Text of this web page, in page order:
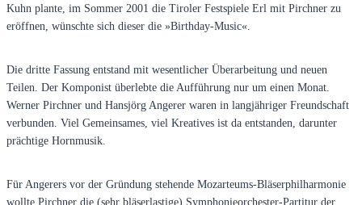
Kuhn plante, im Sommer 2001 die Tiroler Festspiele Erl mit Pirchner zu
eröffnen, wünschte sich dieser die »Birthday-Music«.
Die dritte Fassung entstand mit wesentlicher Überarbeitung und neuen
Teilen. Der Komponist überlebte die Aufführung nur um einen Monat.
Werner Pirchner und Hansjörg Angerer waren in langjähriger Freundschaft
verbunden. Viel Gemeinsames, viel Kreatives ist da entstanden, darunter
prächtige Hornmusik.
Für Angerers vor der Gründung stehende Mozarteums-Bläserphilharmonie
wollte Pirchner die (sehr bläserlastige) Symphonieorchester-Partitur der